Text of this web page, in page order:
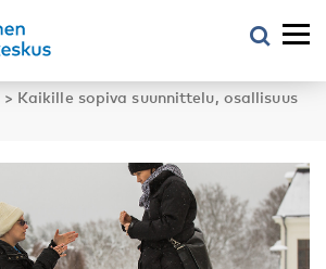
> Kaikille sopiva suunnittelu, osallisuus